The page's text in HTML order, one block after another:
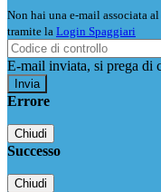
Non hai una e-mail associata
tramite la Login Spaggiari
E-mail inviata, si prega di
Errore
Chiudi
Successo
Chiudi